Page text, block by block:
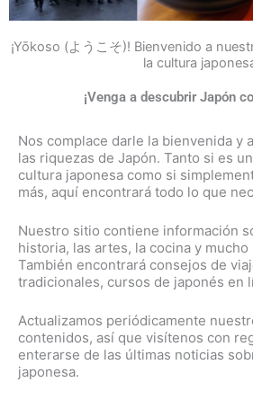
¡Yōkoso (ようこそ)! Bienvenido a
la cultura
¡Venga a descubrir Japón
Nos complace darle la bienvenida y
las riquezas de Japón. Tanto si es
cultura japonesa como si
más, aquí encontrará todo lo que
Nuestro sitio contiene información
historia, las artes, la cocina y mucho
También encontrará consejos de
tradicionales, cursos de japonés en
Actualizamos periódicamente
contenidos, así que visítenos con
enterarse de las últimas noticias
japonesa.